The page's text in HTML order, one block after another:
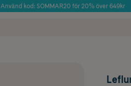
Använd kod: SOMMAR20 för 20% över 649kr